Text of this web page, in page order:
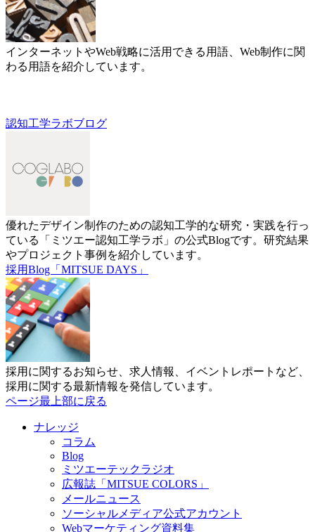
インターネットやWeb戦略に活用できる用語、Web制作に関
わる用語を紹介しています。
認知工学ラボブログ
優れたデザイン制作のための認知工学的な研究・実践を行っ
ている「ミツエー認知工学ラボ」の公式Blogです。研究結果
やプロジェクト事例を紹介しています。
採用Blog「MITSUE DAYS」
採用に関するお知らせ、求人情報、イベントレポートなど、
採用に関する最新情報を発信しています。
ページ最上部に戻る
ナレッジ
コラム
Blog
ミツエーテックラジオ
広報誌「MITSUE COLORS」
メールニュース
ソーシャルメディア公式アカウント
Webマーケティング資料集